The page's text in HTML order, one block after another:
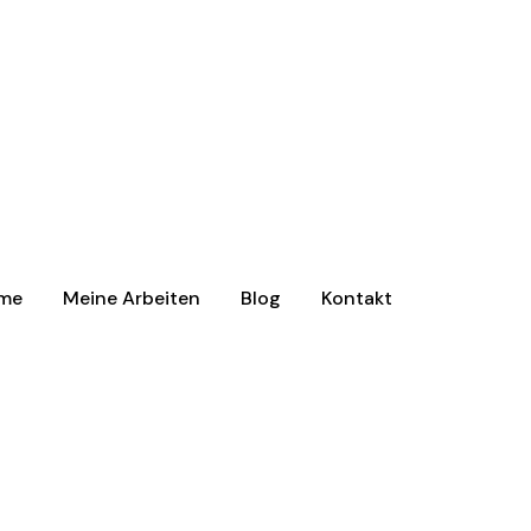
Meine Arbeiten Blog Kontakt